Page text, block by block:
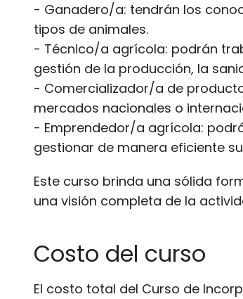
- Ganadero/a: tendrán los
tipos de animales.
- Técnico/a agrícola: podrán
gestión de la producción, la
- Comercializador/a de
mercados nacionales o
- Emprendedor/a agrícola:
gestionar de manera eficiente
Este curso brinda una sólida
una visión completa de la
Costo del curso
El costo total del Curso de